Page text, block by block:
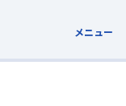
メニュー